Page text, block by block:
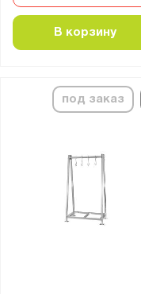
В корзину
под заказ